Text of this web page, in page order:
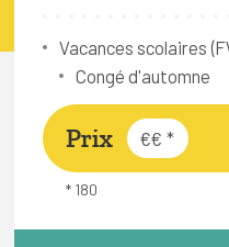
Vacances scolaires
Congé d'automne
Prix €€ *
* 180